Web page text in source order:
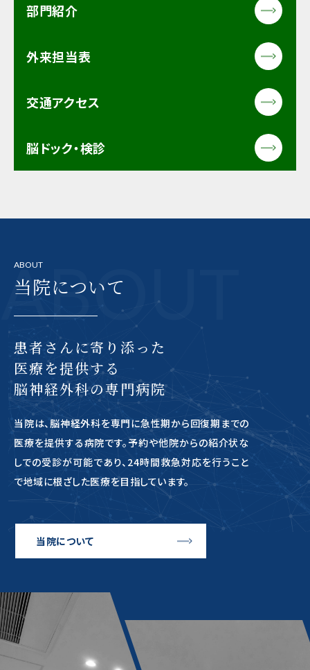
部門紹介
外来担当表
交通アクセス
脳ドック・検診
ABOUT
ABOUT
当院について
患者さんに寄り添った
医療を提供する
脳神経外科の専門病院
当院は、脳神経外科を専門に急性期から回復期までの
医療を提供する病院です。予約や他院からの紹介状な
しでの受診が可能であり、24時間救急対応を行うこと
で地域に根ざした医療を目指しています。
当院について